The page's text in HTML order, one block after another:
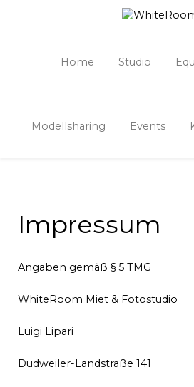
Home Studio
Modellsharing Events
Impressum
Angaben gemäß § 5 TMG
WhiteRoom Miet & Fotostudio
Luigi Lipari
Dudweiler-Landstraße 141